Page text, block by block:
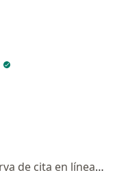
Este especialista no ofrece reserva de cita en línea en esta dirección.